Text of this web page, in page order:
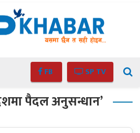
FB SP TV
पैदल अनुसन्धान’